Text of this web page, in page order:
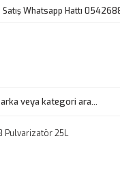
Satış Whatsapp Hattı